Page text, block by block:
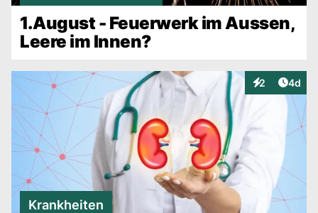
1.August - Feuerwerk im Aussen,
Leere im Innen?
2
Interaktionen
4d
Krankheiten